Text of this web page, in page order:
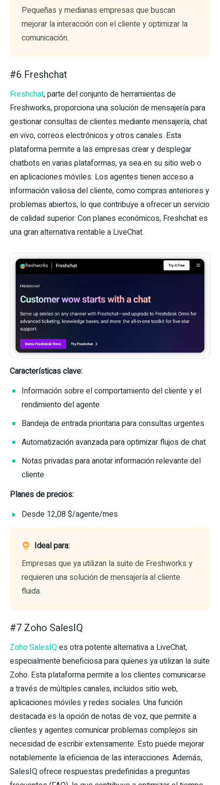
Pequeñas y medianas empresas que buscan
mejorar la interacción con el cliente y optimizar la
comunicación.
#6 Freshchat
Freshchat, parte del conjunto de herramientas de
Freshworks, proporciona una solución de mensajería para
gestionar consultas de clientes mediante mensajería, chat
en vivo, correos electrónicos y otros canales. Esta
plataforma permite a las empresas crear y desplegar
chatbots en varias plataformas, ya sea en su sitio web o
en aplicaciones móviles. Los agentes tienen acceso a
información valiosa del cliente, como compras anteriores y
problemas abiertos, lo que contribuye a ofrecer un servicio
de calidad superior. Con planes económicos, Freshchat es
una gran alternativa rentable a LiveChat.
Características clave:
Información sobre el comportamiento del cliente y el
rendimiento del agente
Bandeja de entrada prioritaria para consultas urgentes
Automatización avanzada para optimizar flujos de chat
Notas privadas para anotar información relevante del
cliente
Planes de precios:
Desde 12,08 $/agente/mes
Ideal para:
Empresas que ya utilizan la suite de Freshworks y
requieren una solución de mensajería al cliente
fluida.
#7 Zoho SalesIQ
Zoho SalesIQes otra potente alternativa a LiveChat,
especialmente beneficiosa para quienes ya utilizan la suite
Zoho. Esta plataforma permite a los clientes comunicarse
a través de múltiples canales, incluidos sitio web,
aplicaciones móviles y redes sociales. Una función
destacada es la opción de notas de voz, que permite a
clientes y agentes comunicar problemas complejos sin
necesidad de escribir extensamente. Esto puede mejorar
notablemente la eficiencia de las interacciones. Además,
SalesIQ ofrece respuestas predefinidas a preguntas